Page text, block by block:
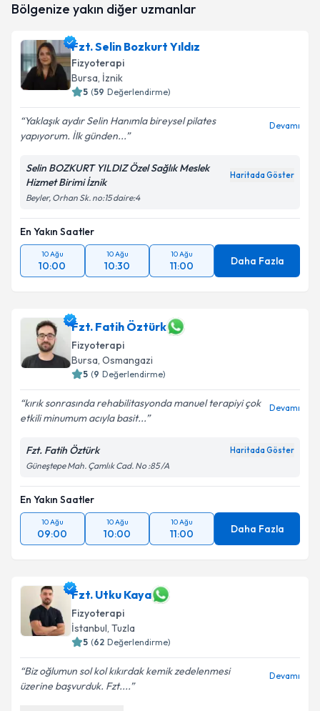
Bölgenize yakın diğer uzmanlar
Fzt. Selin Bozkurt Yıldız
Fizyoterapi
Bursa, İznik
5 (59 Değerlendirme)
Yaklaşık aydır Selin Hanımla bireysel pilates
yapıyorum. İlk günden...
Devamı
Selin BOZKURT YILDIZ Özel Sağlık Meslek
Hizmet Birimi İznik
Haritada Göster
Beyler, Orhan Sk. no:15 daire:4
En Yakın Saatler
10 Ağu
10:00
10 Ağu
10:30
10 Ağu
11:00 Daha Fazla
Fzt. Fatih Öztürk
Fizyoterapi
Bursa, Osmangazi
5 (9 Değerlendirme)
kırık sonrasında rehabilitasyonda manuel terapiyi çok
etkili minumum acıyla basit...
Devamı
Fzt. Fatih Öztürk Haritada Göster
Güneştepe Mah. Çamlık Cad. No :85 /A
En Yakın Saatler
10 Ağu
09:00
10 Ağu
10:00
10 Ağu
11:00 Daha Fazla
Fzt. Utku Kaya
Fizyoterapi
İstanbul, Tuzla
5 (62 Değerlendirme)
Biz oğlumun sol kol kıkırdak kemik zedelenmesi
üzerine başvurduk. Fzt....
Devamı